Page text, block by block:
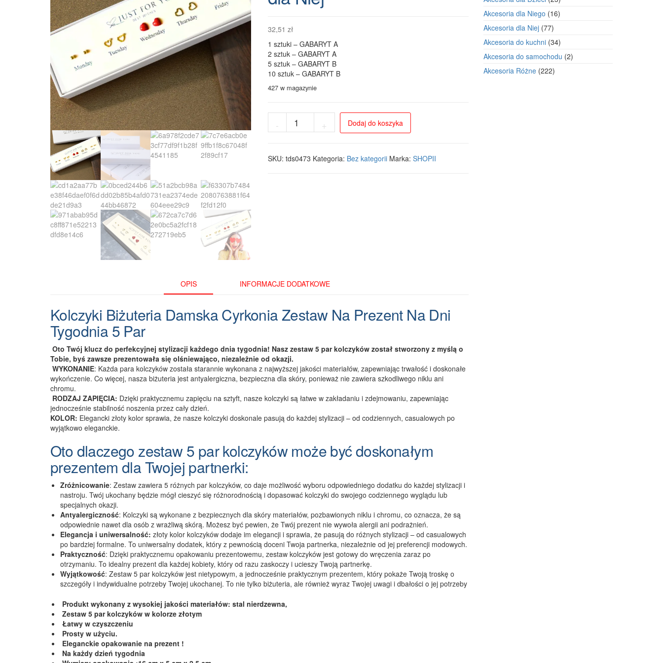
32,51 zł
1 sztuki – GABARYT A
2 sztuk – GABARYT A
5 sztuk – GABARYT B
10 sztuk – GABARYT B
427 w magazynie
-
Zestaw
na
+ Dodaj do koszyka
SKU: tds0473 Kategoria: Bez kategorii Marka: SHOPII
OPIS INFORMACJE DODATKOWE
Kolczyki Biżuteria Damska Cyrkonia Zestaw Na Prezent Na Dni
Tygodnia 5 Par
Oto Twój klucz do perfekcyjnej stylizacji każdego dnia tygodnia! Nasz zestaw 5 par kolczyków został stworzony z myślą o
Tobie, byś zawsze prezentowała się olśniewająco, niezależnie od okazji.
WYKONANIE: Każda para kolczyków została starannie wykonana z najwyższej jakości materiałów, zapewniając trwałość i doskonałe
wykończenie. Co więcej, nasza biżuteria jest antyalergiczna, bezpieczna dla skóry, ponieważ nie zawiera szkodliwego niklu ani
chromu.
RODZAJ ZAPIĘCIA: Dzięki praktycznemu zapięciu na sztyft, nasze kolczyki są łatwe w zakładaniu i zdejmowaniu, zapewniając
jednocześnie stabilność noszenia przez cały dzień.
KOLOR: Elegancki złoty kolor sprawia, że nasze kolczyki doskonale pasują do każdej stylizacji – od codziennych, casualowych po
wyjątkowo eleganckie.
Oto dlaczego zestaw 5 par kolczyków może być doskonałym
prezentem dla Twojej partnerki:
Zróżnicowanie: Zestaw zawiera 5 różnych par kolczyków, co daje możliwość wyboru odpowiedniego dodatku do każdej stylizacji i
nastroju. Twój ukochany będzie mógł cieszyć się różnorodnością i dopasować kolczyki do swojego codziennego wyglądu lub
specjalnych okazji.
Antyalergiczność: Kolczyki są wykonane z bezpiecznych dla skóry materiałów, pozbawionych niklu i chromu, co oznacza, że ​​są
odpowiednie nawet dla osób z wrażliwą skórą. Możesz być pewien, że Twój prezent nie wywoła alergii ani podrażnień.
Elegancja i uniwersalność: złoty kolor kolczyków dodaje im elegancji i sprawia, że pasują do różnych stylizacji – od casualowych
po bardziej formalne. To uniwersalny dodatek, który z pewnością doceni Twoja partnerka, niezależnie od jej preferencji modowych.
Praktyczność: Dzięki praktycznemu opakowaniu prezentowemu, zestaw kolczyków jest gotowy do wręczenia zaraz po
otrzymaniu. To idealny prezent dla każdej kobiety, który od razu zaskoczy i ucieszy Twoją partnerkę.
Wyjątkowość: Zestaw 5 par kolczyków jest nietypowym, a jednocześnie praktycznym prezentem, który pokaże Twoją troskę o
szczegóły i indywidualne potrzeby Twojej ukochanej. To nie tylko biżuteria, ale również wyraz Twojej uwagi i dbałości o jej potrzeby
Produkt wykonany z wysokiej jakości materiałów: stal nierdzewna,
Zestaw 5 par kolczyków w kolorze złotym
Łatwy w czyszczeniu
Prosty w użyciu.
Eleganckie opakowanie na prezent !
Na każdy dzień tygodnia
produkty
Akcesoria dla Niego 1616
Akcesoria dla Niej 7777
produktów
Akcesoria do kuchni 3434
produkty
Akcesoria do samochodu 22
Akcesoria Różne 222222